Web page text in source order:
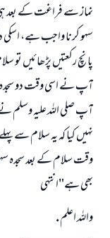
نماز سے فراغت کے بعد
سہو کرنا واجب ہے،
پانچ رکعتیں پڑھائیں تو
آپ نے اسی وقت دو
آپ صلی اللہ علیہ وسلم
نہیں کیا کہ یہ سلام سے
وقت سلام کے بعد سجدہ
بھی ہے"انتہی
واللہ اعلم .